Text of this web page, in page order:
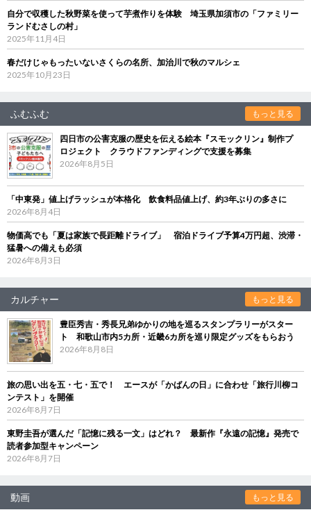
自分で収穫した秋野菜を使って芋煮作りを体験 埼玉県加須市の「ファミリー
ランドむさしの村」
2025年11月4日
春だけじゃもったいないさくらの名所、加治川で秋のマルシェ
2025年10月23日
ふむふむ もっと見る
四日市の公害克服の歴史を伝える絵本『スモックリン』制作プ
ロジェクト クラウドファンディングで支援を募集
2026年8月5日
「中東発」値上げラッシュが本格化 飲食料品値上げ、約3年ぶりの多さに
2026年8月4日
物価高でも「夏は家族で長距離ドライブ」 宿泊ドライブ予算4万円超、渋滞・
猛暑への備えも必須
2026年8月3日
カルチャー もっと見る
豊臣秀吉・秀長兄弟ゆかりの地を巡るスタンプラリーがスター
ト 和歌山市内5カ所・近畿6カ所を巡り限定グッズをもらおう
2026年8月8日
旅の思い出を五・七・五で！ エースが「かばんの日」に合わせ「旅行川柳コ
ンテスト」を開催
2026年8月7日
東野圭吾が選んだ「記憶に残る一文」はどれ？ 最新作『永遠の記憶』発売で
読者参加型キャンペーン
2026年8月7日
動画 もっと見る